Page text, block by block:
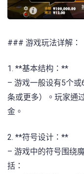
### 游戏玩法详解：
1. **基本结构：**
– 游戏一般设有5个
条或更多）。玩家通
金。
2. **符号设计：**
– 游戏中的符号围绕
括：